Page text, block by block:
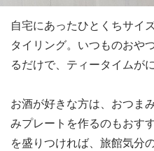
自宅にあったひとくちサイ
タイリング。いつものおや
るだけで、ティータイムが
お酒が好きな方は、おつま
みプレートを作るのもおす
を盛りつければ、旅館気分